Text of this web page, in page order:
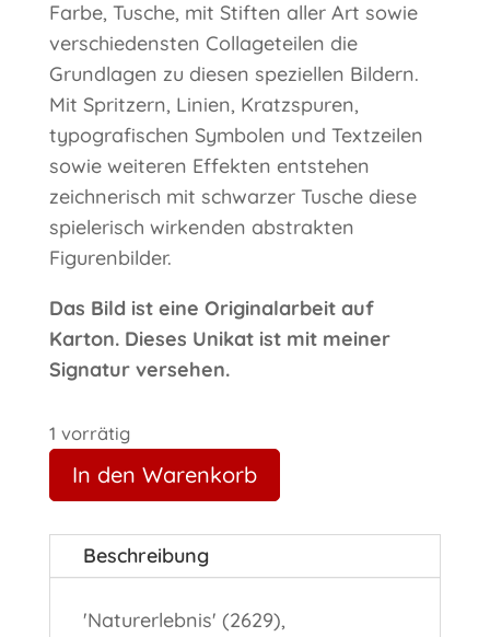
Farbe, Tusche, mit Stiften aller Art sowie
verschiedensten Collageteilen die
Grundlagen zu diesen speziellen Bildern.
Mit Spritzern, Linien, Kratzspuren,
typografischen Symbolen und Textzeilen
sowie weiteren Effekten entstehen
zeichnerisch mit schwarzer Tusche diese
spielerisch wirkenden abstrakten
Figurenbilder.
Das Bild ist eine Originalarbeit auf
Karton. Dieses Unikat ist mit meiner
Signatur versehen.
1 vorrätig
In den Warenkorb
Beschreibung
'Naturerlebnis' (2629),